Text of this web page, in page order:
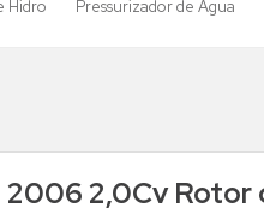
Hidro Pressurizador de Água
2006 2,0Cv